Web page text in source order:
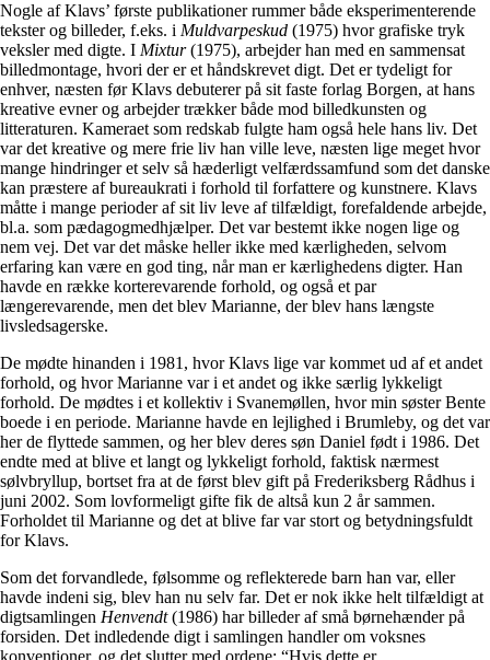
Nogle af Klavs’ første publikationer rummer både eksperimenterende
tekster og billeder, f.eks. i Muldvarpeskud (1975) hvor grafiske tryk
veksler med digte. I Mixtur(1975), arbejder han med en sammensat
billedmontage, hvori der er et håndskrevet digt. Det er tydeligt for
enhver, næsten før Klavs debuterer på sit faste forlag Borgen, at hans
kreative evner og arbejder trækker både mod billedkunsten og
litteraturen. Kameraet som redskab fulgte ham også hele hans liv. Det
var det kreative og mere frie liv han ville leve, næsten lige meget hvor
mange hindringer et selv så hæderligt velfærdssamfund som det danske
kan præstere af bureaukrati i forhold til forfattere og kunstnere. Klavs
måtte i mange perioder af sit liv leve af tilfældigt, forefaldende arbejde,
bl.a. som pædagogmedhjælper. Det var bestemt ikke nogen lige og
nem vej. Det var det måske heller ikke med kærligheden, selvom
erfaring kan være en god ting, når man er kærlighedens digter. Han
havde en række korterevarende forhold, og også et par
længerevarende, men det blev Marianne, der blev hans længste
livsledsagerske.
De mødte hinanden i 1981, hvor Klavs lige var kommet ud af et andet
forhold, og hvor Marianne var i et andet og ikke særlig lykkeligt
forhold. De mødtes i et kollektiv i Svanemøllen, hvor min søster Bente
boede i en periode. Marianne havde en lejlighed i Brumleby, og det var
her de flyttede sammen, og her blev deres søn Daniel født i 1986. Det
endte med at blive et langt og lykkeligt forhold, faktisk nærmest
sølvbryllup, bortset fra at de først blev gift på Frederiksberg Rådhus i
juni 2002. Som lovformeligt gifte fik de altså kun 2 år sammen.
Forholdet til Marianne og det at blive far var stort og betydningsfuldt
for Klavs.
Som det forvandlede, følsomme og reflekterede barn han var, eller
havde indeni sig, blev han nu selv far. Det er nok ikke helt tilfældigt at
digtsamlingen Henvendt(1986) har billeder af små børnehænder på
forsiden. Det indledende digt i samlingen handler om voksnes